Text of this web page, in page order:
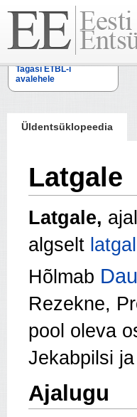
Tagasi ETBL-i
avalehele
Üldentsüklopeedia
Latgale
Latgale,
algselt
Hõlmab
Rezekne,
pool oleva
Jekabpilsi
Ajalugu